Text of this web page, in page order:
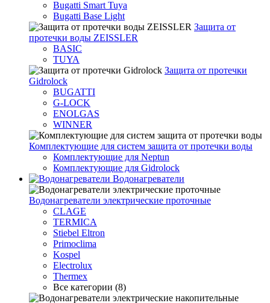
Bugatti Smart Tuya
Bugatti Base Light
Защита от
протечки воды ZEISSLER
BASIC
TUYA
Защита от протечки
Gidrolock
BUGATTI
G-LOCK
ENOLGAS
WINNER
Комплектующие для систем защита от протечки воды
Комплектующие для Neptun
Комплектующие для Gidrolock
Водонагреватели
Водонагреватeли электрические проточные
CLAGE
TERMICA
Stiebel Eltron
Primoclima
Kospel
Electrolux
Thermex
Все категории (8)